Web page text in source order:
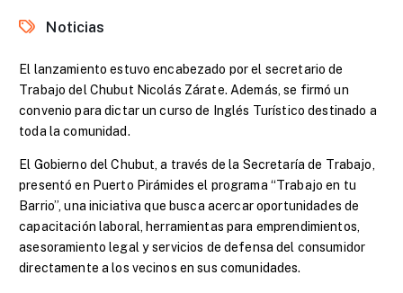
Noticias
El lanzamiento estuvo encabezado por el secretario de
Trabajo del Chubut Nicolás Zárate. Además, se firmó un
convenio para dictar un curso de Inglés Turístico destinado a
toda la comunidad.
El Gobierno del Chubut, a través de la Secretaría de Trabajo,
presentó en Puerto Pirámides el programa “Trabajo en tu
Barrio”, una iniciativa que busca acercar oportunidades de
capacitación laboral, herramientas para emprendimientos,
asesoramiento legal y servicios de defensa del consumidor
directamente a los vecinos en sus comunidades.